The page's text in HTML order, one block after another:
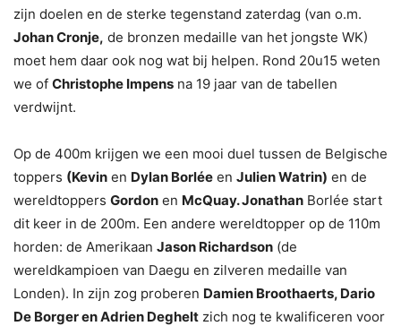
zijn doelen en de sterke tegenstand zaterdag (van o.m.
Johan Cronje, de bronzen medaille van het jongste WK)
moet hem daar ook nog wat bij helpen. Rond 20u15 weten
we of Christophe Impens na 19 jaar van de tabellen
verdwijnt.
Op de 400m krijgen we een mooi duel tussen de Belgische
toppers (Kevin en Dylan Borlée en Julien Watrin) en de
wereldtoppers Gordon en McQuay. Jonathan Borlée start
dit keer in de 200m. Een andere wereldtopper op de 110m
horden: de Amerikaan Jason Richardson (de
wereldkampioen van Daegu en zilveren medaille van
Londen). In zijn zog proberen Damien Broothaerts, Dario
De Borger en Adrien Deghelt zich nog te kwalificeren voor